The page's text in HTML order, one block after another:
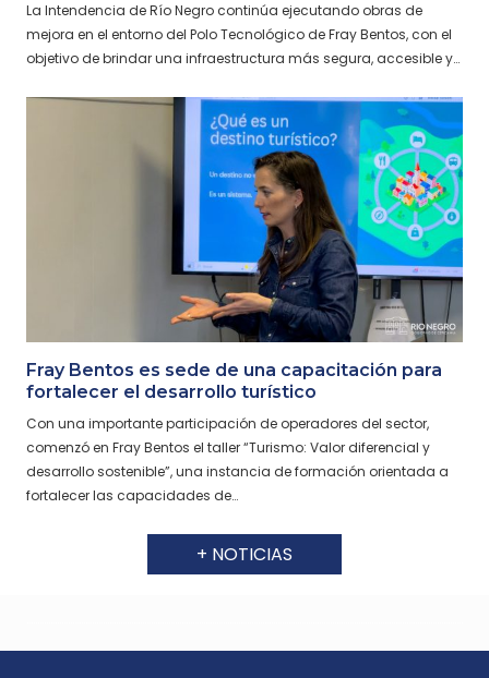
La Intendencia de Río Negro continúa ejecutando obras de
mejora en el entorno del Polo Tecnológico de Fray Bentos, con el
objetivo de brindar una infraestructura más segura, accesible y…
Fray Bentos es sede de una capacitación para
fortalecer el desarrollo turístico
Con una importante participación de operadores del sector,
comenzó en Fray Bentos el taller “Turismo: Valor diferencial y
desarrollo sostenible”, una instancia de formación orientada a
fortalecer las capacidades de…
+ NOTICIAS